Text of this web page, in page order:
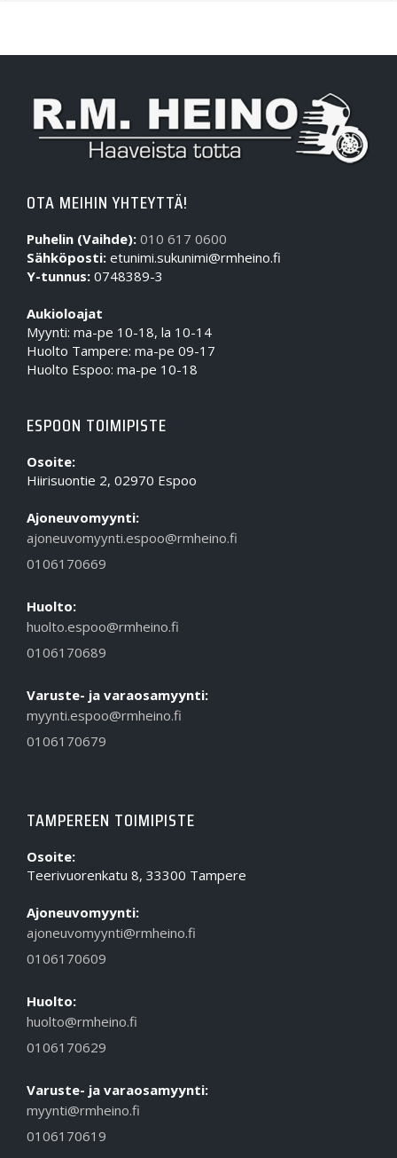
OTA MEIHIN YHTEYTTÄ!
Puhelin (Vaihde): 010 617 0600
Sähköposti: etunimi.sukunimi@rmheino.fi
Y-tunnus: 0748389-3
Aukioloajat
Myynti: ma-pe 10-18, la 10-14
Huolto Tampere: ma-pe 09-17
Huolto Espoo: ma-pe 10-18
ESPOON TOIMIPISTE
Osoite:
Hiirisuontie 2, 02970 Espoo
Ajoneuvomyynti:
ajoneuvomyynti.espoo@rmheino.fi
0106170669
Huolto:
huolto.espoo@rmheino.fi
0106170689
Varuste- ja varaosamyynti:
myynti.espoo@rmheino.fi
0106170679
TAMPEREEN TOIMIPISTE
Osoite:
Teerivuorenkatu 8, 33300 Tampere
Ajoneuvomyynti:
ajoneuvomyynti@rmheino.fi
0106170609
Huolto:
huolto@rmheino.fi
0106170629
Varuste- ja varaosamyynti:
myynti@rmheino.fi
0106170619